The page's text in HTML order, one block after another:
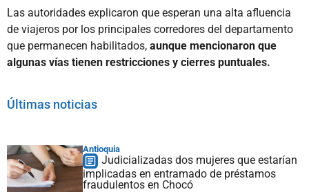
Las autoridades explicaron que esperan una alta afluencia
de viajeros por los principales corredores del departamento
que permanecen habilitados, aunque mencionaron que
algunas vías tienen restricciones y cierres puntuales.
Últimas noticias
Antioquia
Judicializadas dos mujeres que estarían
implicadas en entramado de préstamos
fraudulentos en Chocó